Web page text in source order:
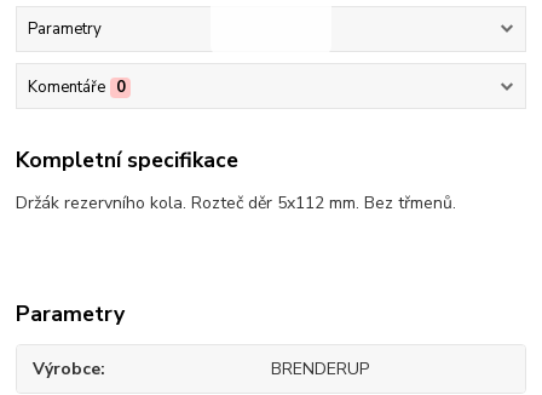
Parametry
Komentáře 0
Kompletní specifikace
Držák rezervního kola. Rozteč děr 5x112 mm. Bez třmenů.
Parametry
Výrobce BRENDERUP